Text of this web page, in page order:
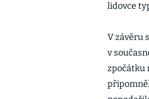
lidovce
V závěru
v
zpočátku